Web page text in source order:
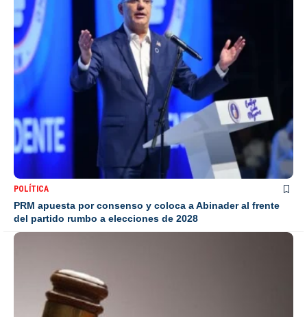
POLÍTICA
PRM apuesta por consenso y coloca a Abinader al frente
del partido rumbo a elecciones de 2028